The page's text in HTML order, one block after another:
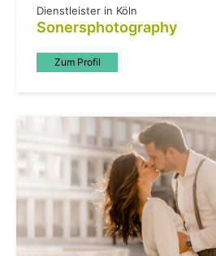
Dienstleister in Köln
Sonersphotography
Zum Profil